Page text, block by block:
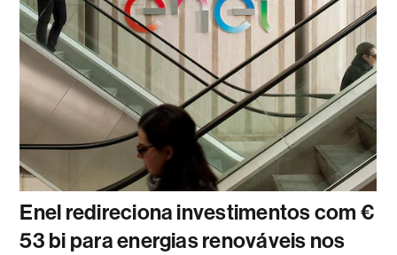
Enel redireciona investimentos com €
53 bi para energias renováveis nos